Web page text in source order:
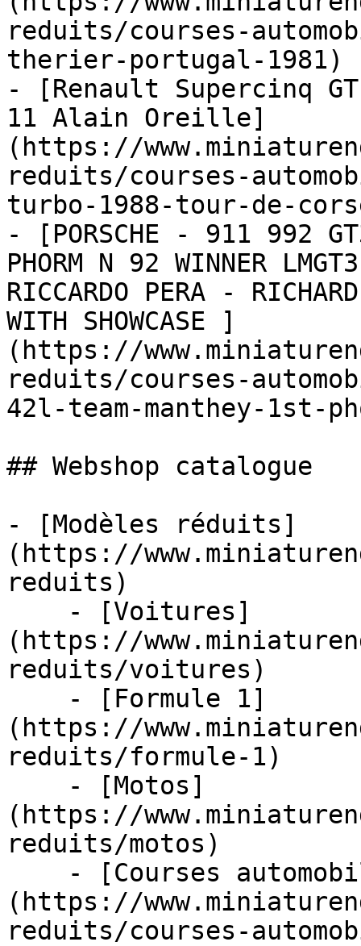
reduits/courses-
therier-portugal-1981)
- [Renault Supercinq
11 Alain Oreille]
(https://
reduits/courses-
turbo-1988-tour-de-
- [PORSCHE - 911 992
PHORM N 92 WINNER
RICCARDO PERA -
WITH SHOWCASE ]
(https://
reduits/courses-
42l-team-manthey-1st-
## Webshop catalogue
- [Modèles réduits]
(https://
reduits)
(https://
reduits/voitures)
(https://
reduits/formule-1)
(https://
reduits/motos)
(https://
reduits/courses-